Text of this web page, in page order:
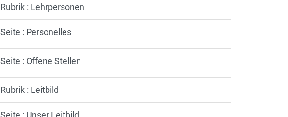
Rubrik : Lehrpersonen
Seite : Personelles
Seite : Offene Stellen
Rubrik : Leitbild
Seite : Unser Leitbild